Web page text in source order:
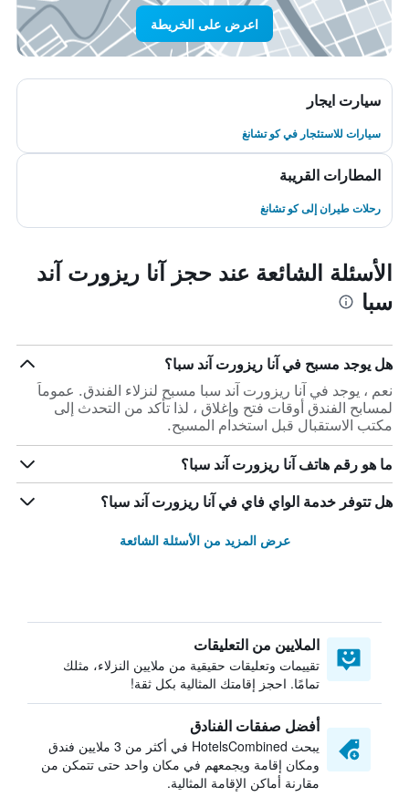
اعرض على الخريطة
سيارت ايجار
سيارات للاستئجار في كو تشانغ
المطارات القريبة
رحلات طيران إلى كو تشانغ
الأسئلة الشائعة عند حجز آنا ريزورت آند
سبا
هل يوجد مسبح في آنا ريزورت آند سبا؟
نعم ، يوجد في آنا ريزورت آند سبا مسبح لنزلاء الفندق. عموماً
لمسابح الفندق أوقات فتح وإغلاق ، لذا تأكد من التحدث إلى
مكتب الاستقبال قبل استخدام المسبح.
ما هو رقم هاتف آنا ريزورت آند سبا؟
هل تتوفر خدمة الواي فاي في آنا ريزورت آند سبا؟
عرض المزيد من الأسئلة الشائعة
الملايين من التعليقات
تقييمات وتعليقات حقيقية من ملايين النزلاء، مثلك
تمامًا. احجز إقامتك المثالية بكل ثقة!
أفضل صفقات الفنادق
يبحث HotelsCombined في أكثر من 3 ملايين فندق
ومكان إقامة ويجمعهم في مكان واحد حتى تتمكن من
مقارنة أماكن الإقامة المثالية.